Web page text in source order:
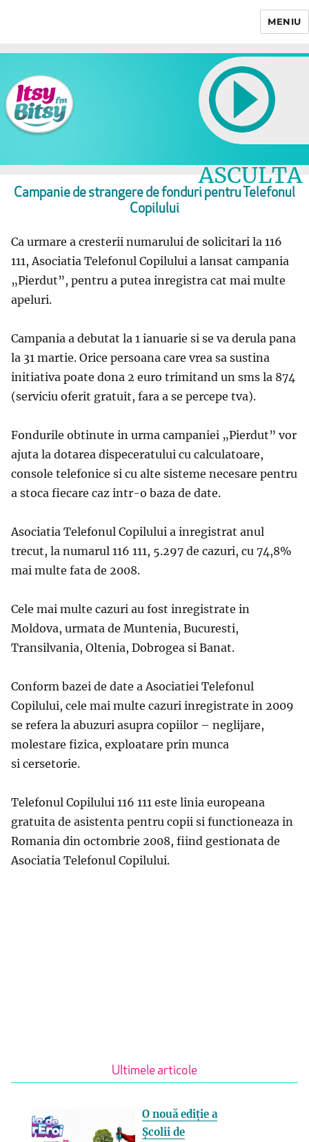
MENIU
ASCULTA
LIVE
Campanie de strangere de fonduri pentru Telefonul
Copilului
Ca urmare a cresterii numarului de solicitari la 116
111, Asociatia Telefonul Copilului a lansat campania
„Pierdut”, pentru a putea inregistra cat mai multe
apeluri.
Campania a debutat la 1 ianuarie si se va derula pana
la 31 martie. Orice persoana care vrea sa sustina
initiativa poate dona 2 euro trimitand un sms la 874
(serviciu oferit gratuit, fara a se percepe tva).
Fondurile obtinute in urma campaniei „Pierdut” vor
ajuta la dotarea dispeceratului cu calculatoare,
console telefonice si cu alte sisteme necesare pentru
a stoca fiecare caz intr-o baza de date.
Asociatia Telefonul Copilului a inregistrat anul
trecut, la numarul 116 111, 5.297 de cazuri, cu 74,8%
mai multe fata de 2008.
Cele mai multe cazuri au fost inregistrate in
Moldova, urmata de Muntenia, Bucuresti,
Transilvania, Oltenia, Dobrogea si Banat.
Conform bazei de date a Asociatiei Telefonul
Copilului, cele mai multe cazuri inregistrate in 2009
se refera la abuzuri asupra copiilor – neglijare,
molestare fizica, exploatare prin munca
si cersetorie.
Telefonul Copilului 116 111 este linia europeana
gratuita de asistenta pentru copii si functioneaza in
Romania din octombrie 2008, fiind gestionata de
Asociatia Telefonul Copilului.
Ultimele articole
O nouă ediție a
Școlii de